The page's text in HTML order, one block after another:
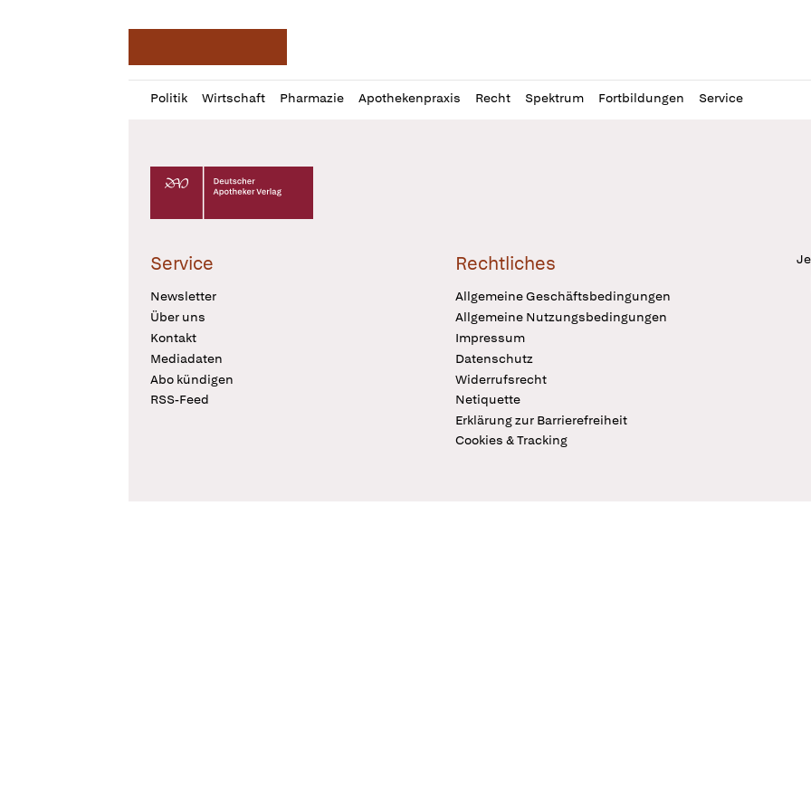
Politik Wirtschaft Pharmazie Apothekenpraxis Recht Spektrum Fortbildungen Service
Profil
öffnen
Daz
Pur
Deutscher Apotheker Verlag Logo
Service
Newsletter
Über uns
Kontakt
Mediadaten
Abo kündigen
RSS-Feed
Rechtliches
Allgemeine Geschäftsbedingungen
Allgemeine Nutzungsbedingungen
Impressum
Datenschutz
Widerrufsrecht
Netiquette
Erklärung zur Barrierefreiheit
Cookies & Tracking